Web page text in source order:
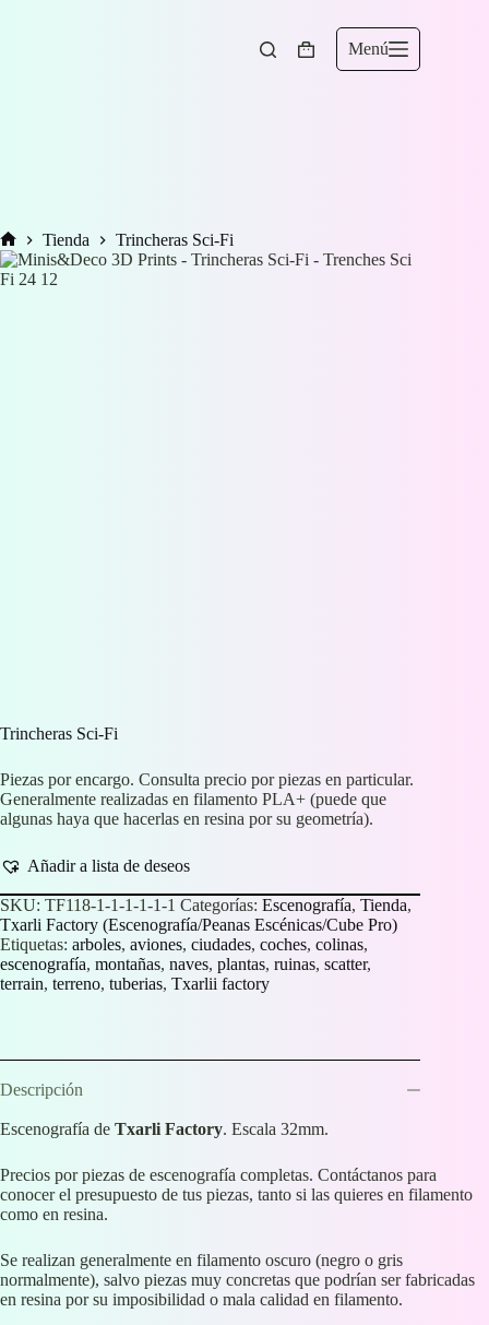
Carro
Menú
Inicio
Tienda Trincheras Sci-Fi
Trincheras Sci-Fi
Piezas por encargo. Consulta precio por piezas en particular.
Generalmente realizadas en filamento PLA+ (puede que
algunas haya que hacerlas en resina por su geometría).
Añadir a lista de deseos
SKU: TF118-1-1-1-1-1-1 Categorías: Escenografía, Tienda,
Txarli Factory (Escenografía/Peanas Escénicas/Cube Pro)
Etiquetas: arboles, aviones, ciudades, coches, colinas,
escenografía, montañas, naves, plantas, ruinas, scatter,
terrain, terreno, tuberias, Txarlii factory
Descripción
Escenografía de Txarli Factory. Escala 32mm.
Precios por piezas de escenografía completas. Contáctanos para
conocer el presupuesto de tus piezas, tanto si las quieres en filamento
como en resina.
Se realizan generalmente en filamento oscuro (negro o gris
normalmente), salvo piezas muy concretas que podrían ser fabricadas
en resina por su imposibilidad o mala calidad en filamento.